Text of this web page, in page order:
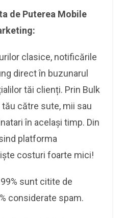
de Puterea Mobile
clasice, notificările
direct în buzunarul
tăi clienți. Prin Bulk
către sute, mii sau
în același timp. Din
platforma
costuri foarte mici!
sunt citite de
considerate spam.